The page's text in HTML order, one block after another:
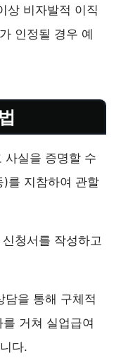
상 비자발적 이직
인정될 경우 예
사실을 증명할 수
)를 지참하여 관할
청서를 작성하고
담을 통해 구체적
거쳐 실업급여
다.